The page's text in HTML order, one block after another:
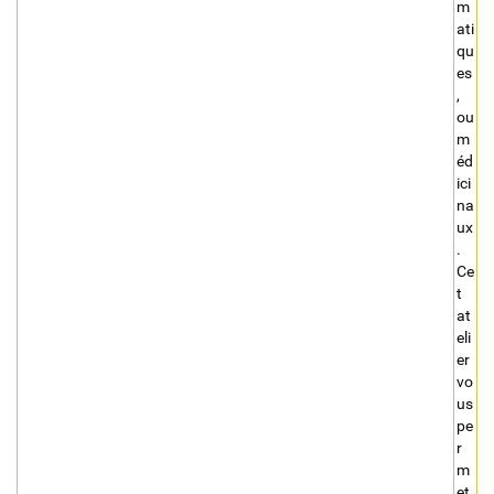
m
ati
qu
es
,
ou
m
éd
ici
na
ux
.
Ce
t
at
eli
er
vo
us
pe
r
m